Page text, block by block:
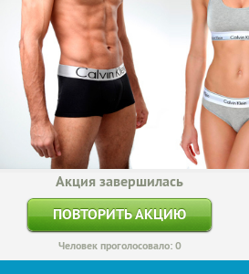
Акция завершилась
ПОВТОРИТЬ АКЦИЮ
Человек проголосовало: 0